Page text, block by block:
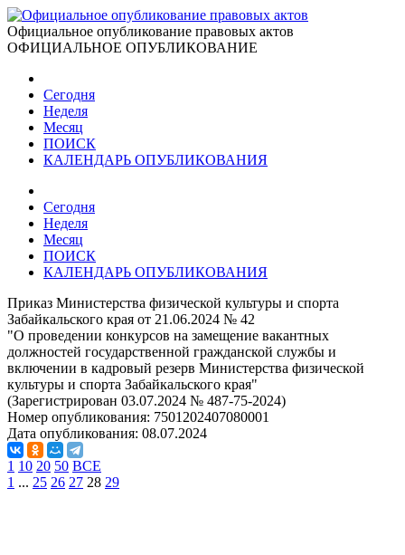
Официальное опубликование правовых актов
ОФИЦИАЛЬНОЕ ОПУБЛИКОВАНИЕ
Сегодня
Неделя
Месяц
ПОИСК
КАЛЕНДАРЬ ОПУБЛИКОВАНИЯ
Сегодня
Неделя
Месяц
ПОИСК
КАЛЕНДАРЬ ОПУБЛИКОВАНИЯ
Приказ Министерства физической культуры и спорта
Забайкальского края от 21.06.2024 № 42
"О проведении конкурсов на замещение вакантных
должностей государственной гражданской службы и
включении в кадровый резерв Министерства физической
культуры и спорта Забайкальского края"
(Зарегистрирован 03.07.2024 № 487-75-2024)
Номер опубликования: 7501202407080001
Дата опубликования: 08.07.2024
1 10 20 50 ВСЕ
1 ... 25 26 27 28 29